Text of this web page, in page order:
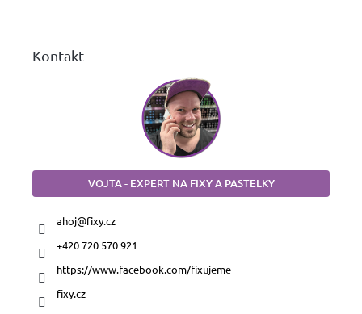
Kontakt
VOJTA - EXPERT NA FIXY A PASTELKY
ahoj@fixy.cz
+420 720 570 921
https://www.facebook.com/fixujeme
fixy.cz